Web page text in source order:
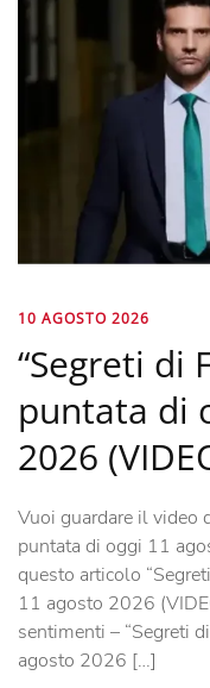
10 AGOSTO 2026
“Segreti di
puntata di
2026
Vuoi guardare il video
puntata di oggi 11
questo articolo
11 agosto 2026
sentimenti – “Segreti
agosto 2026 […]